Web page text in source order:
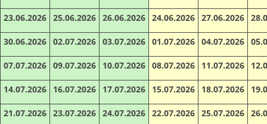
23.06.2026 25.06.2026 26.06.2026 24.06.2026 27.06.2026
30.06.2026 02.07.2026 03.07.2026 01.07.2026 04.07.2026
07.07.2026 09.07.2026 10.07.2026 08.07.2026 11.07.2026
14.07.2026 16.07.2026 17.07.2026 15.07.2026 18.07.2026
21.07.2026 23.07.2026 24.07.2026 22.07.2026 25.07.2026